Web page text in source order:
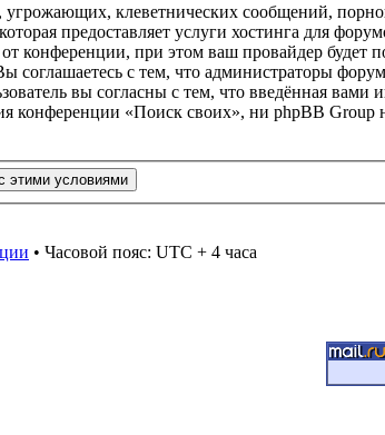
угрожающих, клеветнических сообщений,
предоставляет услуги хостинга для
конференции, при этом ваш провайдер будет
соглашаетесь с тем, что администраторы
вы согласны с тем, что введённая
конференции «Поиск своих», ни phpBB Group
• Часовой пояс: UTC + 4 часа